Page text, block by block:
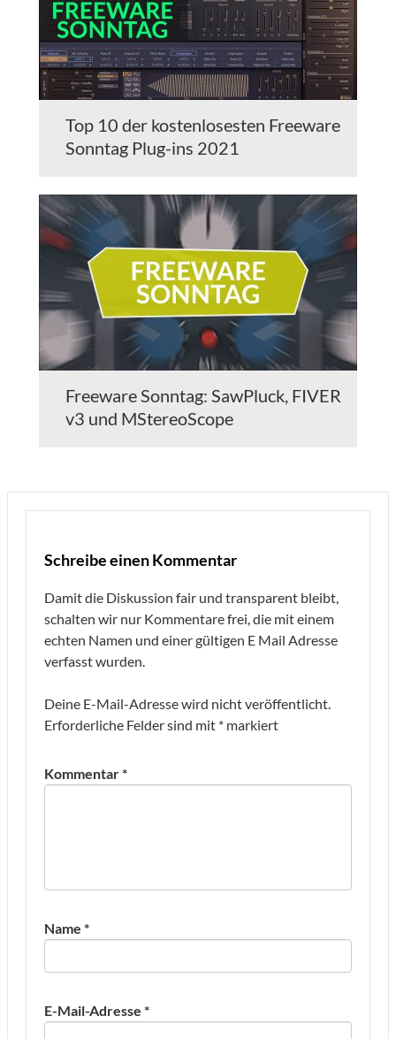
Top 10 der kostenlosesten Freeware
Sonntag Plug-ins 2021
Freeware Sonntag: SawPluck, FIVER
v3 und MStereoScope
Schreibe einen Kommentar
Damit die Diskussion fair und transparent bleibt,
schalten wir nur Kommentare frei, die mit einem
echten Namen und einer gültigen E Mail Adresse
verfasst wurden.
Deine E-Mail-Adresse wird nicht veröffentlicht.
Erforderliche Felder sind mit * markiert
Kommentar*
Name *
E-Mail-Adresse *